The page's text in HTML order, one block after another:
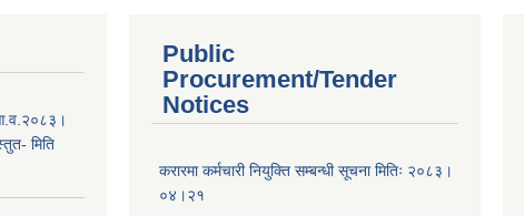
मिति
Public
Procurement/Tender
Notices
करारमा कर्मचारी नियुक्ति सम्बन्धी सूचना मितिः २०८३।
०४।२१